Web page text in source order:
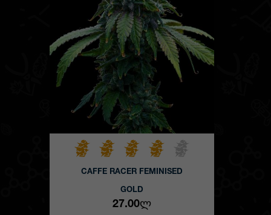
CAFFE RACER FEMINISED
GOLD
27.00Ლ